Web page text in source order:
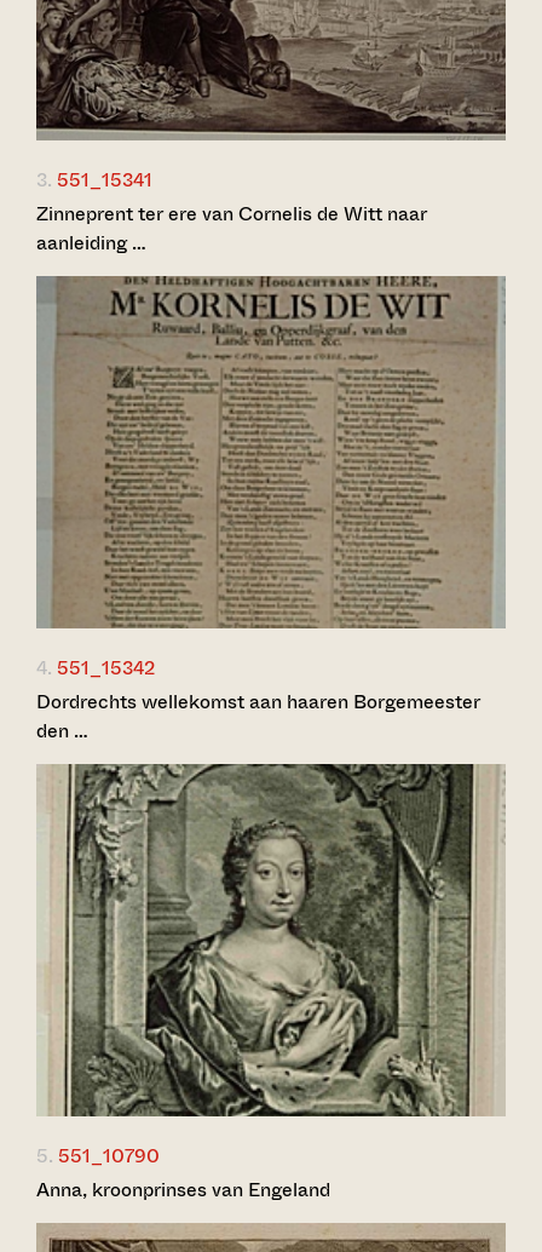
3. 551_15341
Zinneprent ter ere van Cornelis de Witt naar
aanleiding …
4. 551_15342
Dordrechts wellekomst aan haaren Borgemeester
den …
5. 551_10790
Anna, kroonprinses van Engeland